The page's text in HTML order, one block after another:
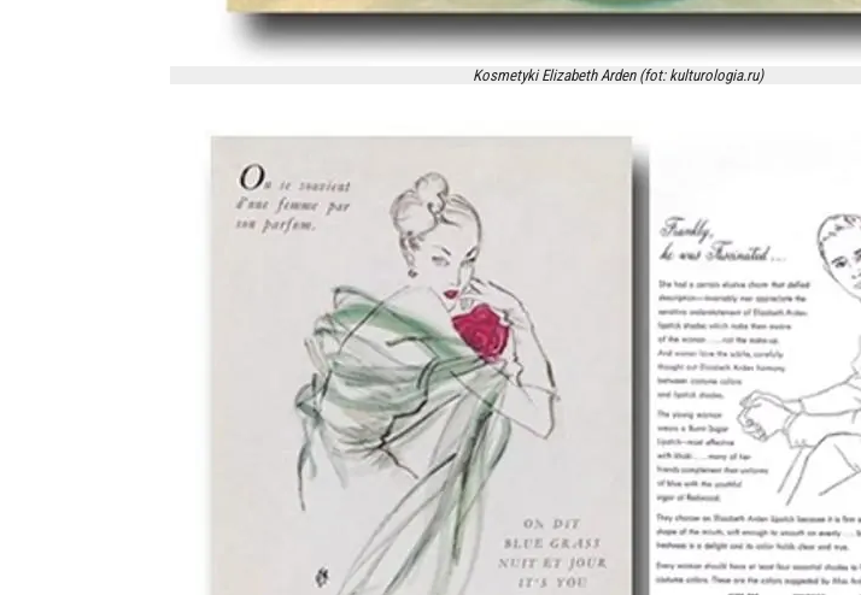
Kosmetyki Elizabeth Arden (fot: kulturologia.ru)